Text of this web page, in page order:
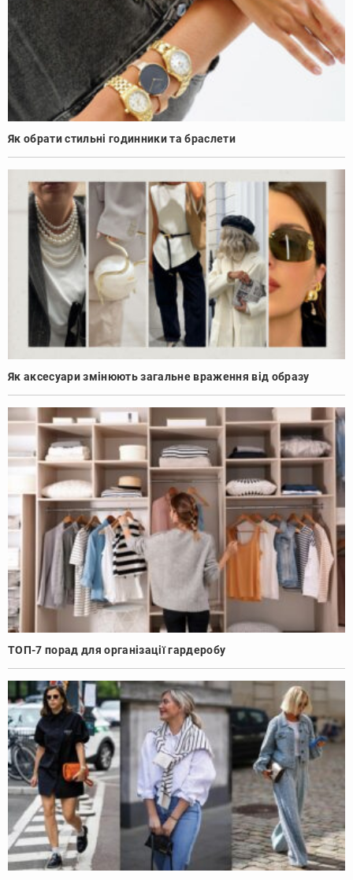
Як обрати стильні годинники та браслети
Як аксесуари змінюють загальне враження від образу
ТОП-7 порад для організації гардеробу